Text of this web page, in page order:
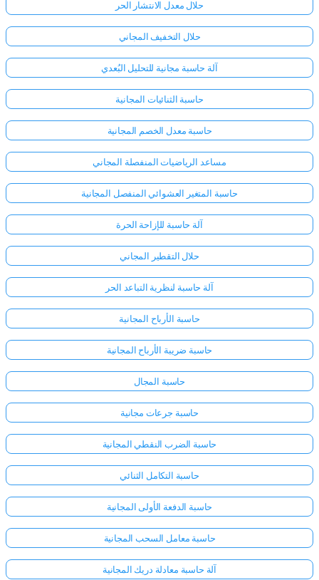
سجّل
هنا!
الدعم:
حلال معدل الانتشار الحر
حلال التخفيف المجاني
آلة حاسبة مجانية للتحليل البُعدي
حاسبة الثنائيات المجانية
حاسبة معدل الخصم المجانية
مساعد الرياضيات المنفصلة المجاني
حاسبة المتغير العشوائي المنفصل المجانية
آلة حاسبة للإزاحة الحرة
حلال التقطير المجاني
آلة حاسبة لنظرية التباعد الحر
حاسبة الأرباح المجانية
حاسبة ضريبة الأرباح المجانية
حاسبة المجال
حاسبة جرعات مجانية
حاسبة الضرب النقطي المجانية
حاسبة التكامل الثنائي
حاسبة الدفعة الأولى المجانية
حاسبة معامل السحب المجانية
آلة حاسبة معادلة دريك المجانية